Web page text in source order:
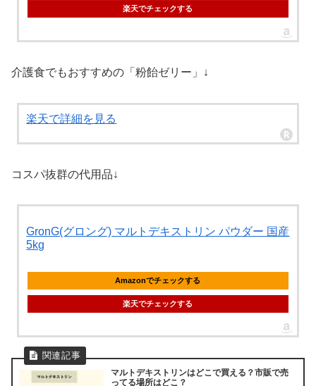
楽天でチェックする
介護食でもおすすめの「粉飴ゼリー」↓
楽天で詳細を見る
コスパ抜群の代用品↓
GronG(グロング) マルトデキストリン パウダー 国産
5kg
Amazonでチェックする
楽天でチェックする
マルトデキストリンはどこで買える？市販で売
ってる場所はどこ？